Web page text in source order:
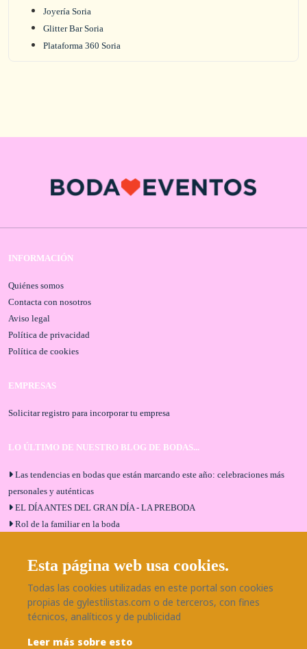
Joyería Soria
Glitter Bar Soria
Plataforma 360 Soria
INFORMACIÓN
Quiénes somos
Contacta con nosotros
Aviso legal
Política de privacidad
Política de cookies
EMPRESAS
Solicitar registro para incorporar tu empresa
LO ÚLTIMO DE NUESTRO BLOG DE BODAS...
Las tendencias en bodas que están marcando este año: celebraciones más
personales y auténticas
EL DÍA ANTES DEL GRAN DÍA - LA PREBODA
Rol de la familiar en la boda
Bodas en Alhaurín de la Torre: entrevista exclusiva con Bodaeventos
Málaga
¿Cómo será tu boda?
Blog de bodas
SÍGUENOS EN NUESTRAS REDES
Esta página web usa cookies.
Todas las cookies utilizadas en este portal son cookies
propias de gylestilistas.com o de terceros, con fines
técnicos, analíticos y de publicidad
Leer más sobre esto